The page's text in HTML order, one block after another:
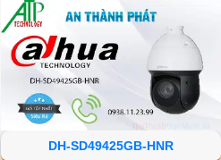
DH-SD49425GB-HNR